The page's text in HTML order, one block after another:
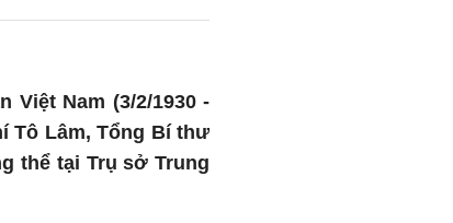
Việt Nam (3/2/1930 -
Tô Lâm, Tổng Bí thư
thể tại Trụ sở Trung